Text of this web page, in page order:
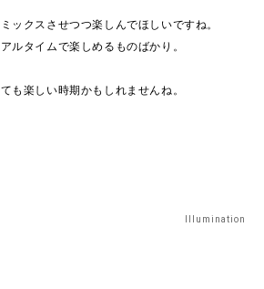
ックスさせつつ楽しんでほしいですね。
ルタイムで楽しめるものばかり。
も楽しい時期かもしれませんね。
Illumination